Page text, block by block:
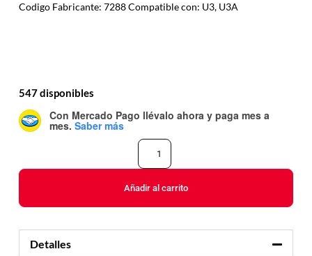
Codigo Fabricante: 7288 Compatible con: U3, U3A
547 disponibles
Con Mercado Pago llévalo ahora y paga mes a
mes. Saber más
Añadir al carrito
Detalles